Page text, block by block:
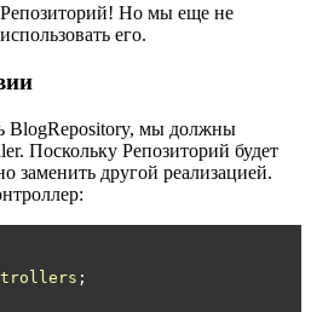
Но мы еще не
его.
BlogRepository, мы должны
Поскольку Репозиторий будет
заменить другой реализацией.
;